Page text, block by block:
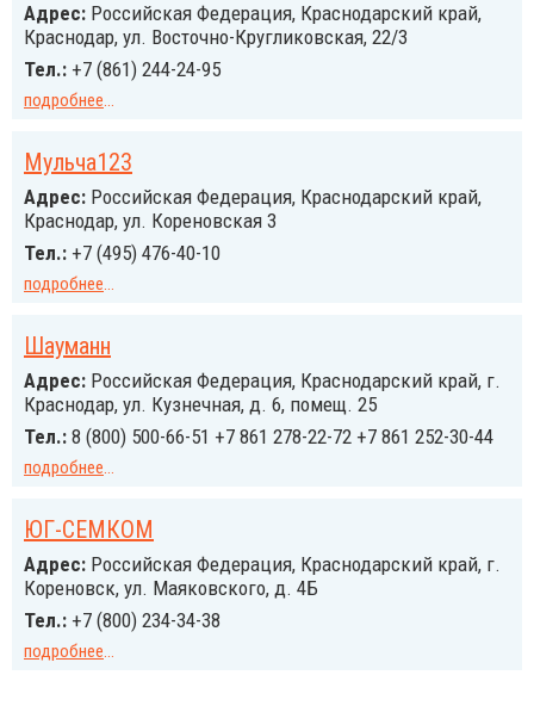
Адрес: Российcкая Федерация, Краснодарский край,
Краснодар, ул. Восточно-Кругликовская, 22/3
Тел.: +7 (861) 244-24-95
подробнее...
Мульча123
Адрес: Российcкая Федерация, Краснодарский край,
Краснодар, ул. Кореновская 3
Тел.: +7 (495) 476-40-10
подробнее...
Шауманн
Адрес: Российcкая Федерация, Краснодарский край, г.
Краснодар, ул. Кузнечная, д. 6, помещ. 25
Тел.: 8 (800) 500-66-51 +7 861 278-22-72 +7 861 252-30-44
подробнее...
ЮГ-СЕМКОМ
Адрес: Российcкая Федерация, Краснодарский край, г.
Кореновск, ул. Маяковского, д. 4Б
Тел.: +7 (800) 234-34-38
подробнее...